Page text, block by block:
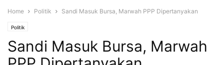
Home Politik Sandi Masuk Bursa, Marwah PPP Dipertanyakan
Politik
Sandi Masuk Bursa, Marwah